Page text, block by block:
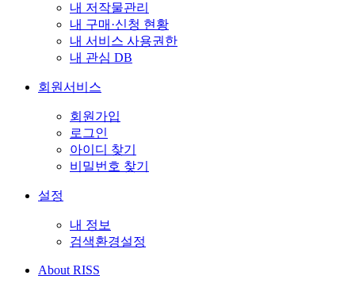
내 저작물관리
내 구매·신청 현황
내 서비스 사용권한
내 관심 DB
회원서비스
회원가입
로그인
아이디 찾기
비밀번호 찾기
설정
내 정보
검색환경설정
About RISS